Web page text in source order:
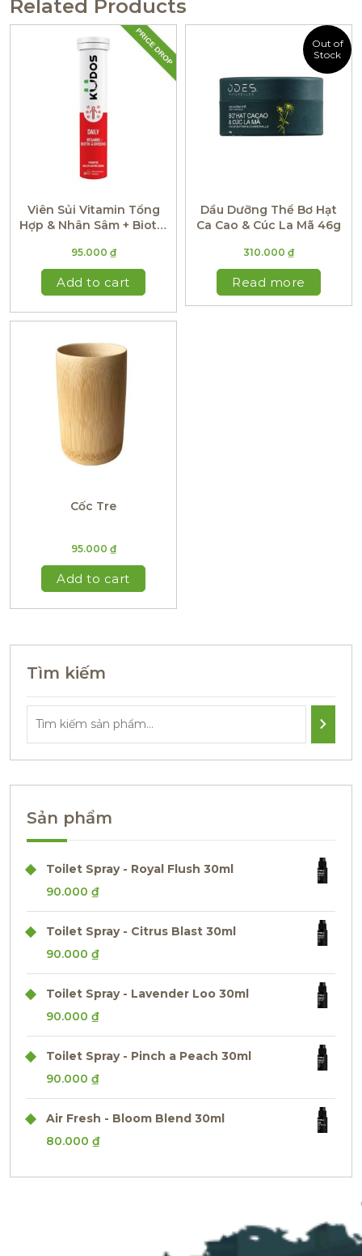
Related Products
Viên Sủi Vitamin Tổng
Hợp & Nhân Sâm + Biotin
Cam)
95.000 ₫
Add to cart
Dầu Dưỡng Thể Bơ Hạt
Ca Cao & Cúc La Mã 46g
310.000 ₫
Out of
Stock
Read more
Cốc Tre
95.000 ₫
Add to cart
Tìm kiếm
Sản phẩm
Toilet Spray - Royal Flush 30ml
90.000 ₫
Toilet Spray - Citrus Blast 30ml
90.000 ₫
Toilet Spray - Lavender Loo 30ml
90.000 ₫
Toilet Spray - Pinch a Peach 30ml
90.000 ₫
Air Fresh - Bloom Blend 30ml
80.000 ₫